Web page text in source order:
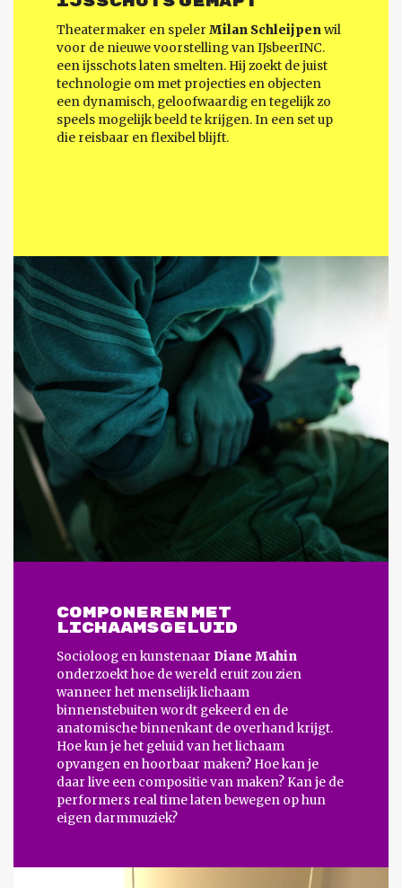
Theatermaker en speler Milan Schleijpenwil
voor de nieuwe voorstelling van IJsbeerINC.
een ijsschots laten smelten. Hij zoekt de juist
technologie om met projecties en objecten
een dynamisch, geloofwaardig en tegelijk zo
speels mogelijk beeld te krijgen. In een set up
die reisbaar en flexibel blijft.
COMPONEREN MET
LICHAAMSGELUID
Socioloog en kunstenaar Diane Mahin
onderzoekt hoe de wereld eruit zou zien
wanneer het menselijk lichaam
binnenstebuiten wordt gekeerd en de
anatomische binnenkant de overhand krijgt.
Hoe kun je het geluid van het lichaam
opvangen en hoorbaar maken? Hoe kan je
daar live een compositie van maken? Kan je de
performers real time laten bewegen op hun
eigen darmmuziek?